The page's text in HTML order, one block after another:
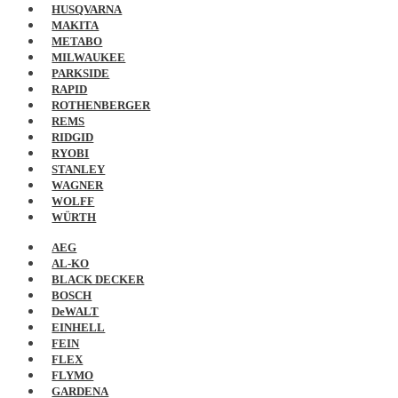
HUSQVARNA
MAKITA
METABO
MILWAUKEE
PARKSIDE
RAPID
ROTHENBERGER
REMS
RIDGID
RYOBI
STANLEY
WAGNER
WOLFF
WÜRTH
AEG
AL-KO
BLACK DECKER
BOSCH
DeWALT
EINHELL
FEIN
FLEX
FLYMO
GARDENA